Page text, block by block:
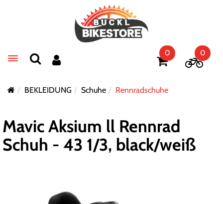
Toggle navigation
0 0
BEKLEIDUNG Schuhe Rennradschuhe
Mavic Aksium ll Rennrad
Schuh - 43 1/3, black/weiß